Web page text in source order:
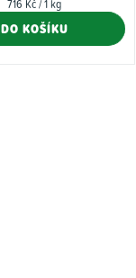
716 Kč / 1 kg
DO KOŠÍKU